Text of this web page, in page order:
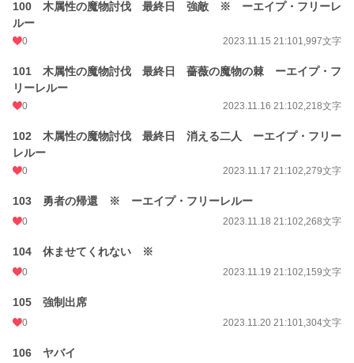
100 木属性の魔物討伐 最終日 強敵 ※ ーエイプ・フリーレ
ルー
0 2023.11.15 21:101,997文字
101 木属性の魔物討伐 最終日 薔薇の魔物の棘 ーエイプ・フ
リーレルー
0 2023.11.16 21:102,218文字
102 木属性の魔物討伐 最終日 消える二人 ーエイプ・フリー
レルー
0 2023.11.17 21:102,279文字
103 勇者の帰還 ※ ーエイプ・フリーレルー
0 2023.11.18 21:102,268文字
104 休ませてくれない ※
0 2023.11.19 21:102,159文字
105 強制出席
0 2023.11.20 21:101,304文字
106 ヤバイ